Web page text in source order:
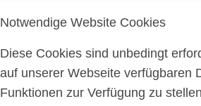
Notwendige Website Cookies
Diese Cookies sind unbedingt
auf unserer Webseite verfügbaren
Funktionen zur Verfügung zu